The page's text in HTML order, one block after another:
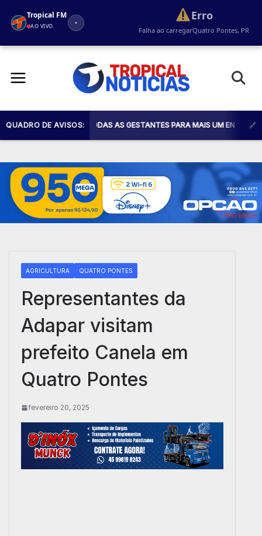
Tropical FM
AO VIVO
Erro
Falha ao carregarQuatro Pontes, PR
QUADRO DE AVISOS:
CONVIDA TODAS AS GESTANTES PARA MAIS UM ENCONTRO
AGRICULTURA QUATRO PONTES
Representantes da
Adapar visitam
prefeito Canela em
Quatro Pontes
fevereiro 20, 2025